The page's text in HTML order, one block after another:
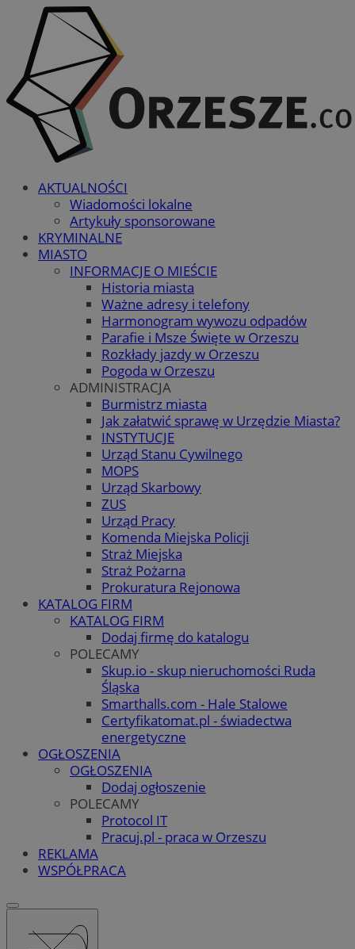
AKTUALNOŚCI
Wiadomości lokalne
Artykuły sponsorowane
KRYMINALNE
MIASTO
INFORMACJE O MIEŚCIE
Historia miasta
Ważne adresy i telefony
Harmonogram wywozu odpadów
Parafie i Msze Święte w Orzeszu
Rozkłady jazdy w Orzeszu
Pogoda w Orzeszu
ADMINISTRACJA
Burmistrz miasta
Jak załatwić sprawę w Urzędzie Miasta?
INSTYTUCJE
Urząd Stanu Cywilnego
MOPS
Urząd Skarbowy
ZUS
Urząd Pracy
Komenda Miejska Policji
Straż Miejska
Straż Pożarna
Prokuratura Rejonowa
KATALOG FIRM
KATALOG FIRM
Dodaj firmę do katalogu
POLECAMY
Skup.io - skup nieruchomości Ruda
Śląska
Smarthalls.com - Hale Stalowe
Certyfikatomat.pl - świadectwa
energetyczne
OGŁOSZENIA
OGŁOSZENIA
Dodaj ogłoszenie
POLECAMY
Protocol IT
Pracuj.pl - praca w Orzeszu
REKLAMA
WSPÓŁPRACA